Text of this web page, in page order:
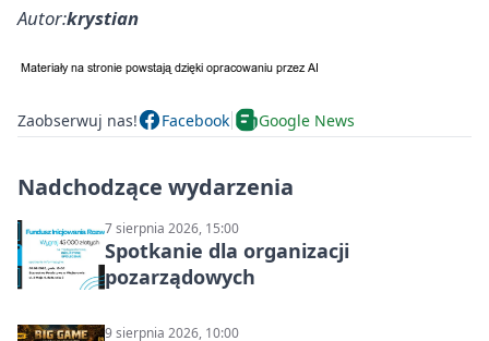
Autor:krystian
Zaobserwuj nas! Facebook Google News
Nadchodzące wydarzenia
7 sierpnia 2026, 15:00
Spotkanie dla organizacji
pozarządowych
9 sierpnia 2026, 10:00